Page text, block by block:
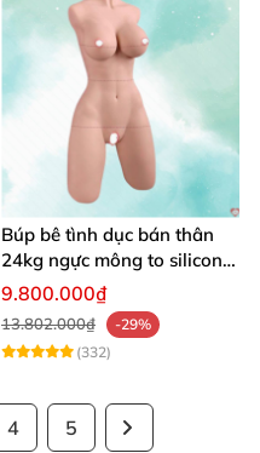
Búp bê tình dục bán thân
24kg ngực mông to silicon y
tế siêu thật
9.800.000₫
13.802.000₫
-29%
(332)
4 5